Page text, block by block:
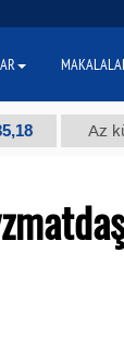
Az kükürtli